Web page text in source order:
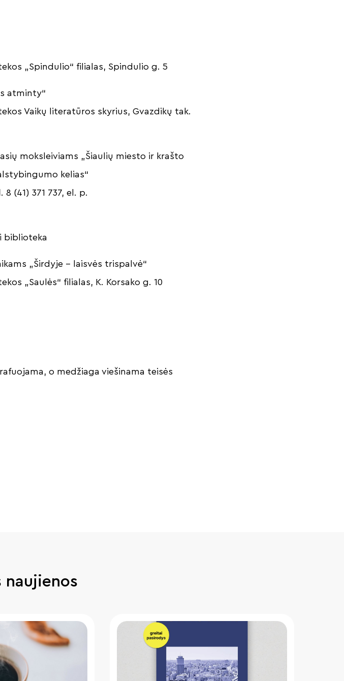
„Spindulio“ filialas, Spindulio g. 5
atminty“
Vaikų literatūros skyrius, Gvazdikų tak.
moksleiviams „Šiaulių miesto ir krašto
kelias“
(41) 371 737, el. p.
biblioteka
„Širdyje – laisvės trispalvė“
„Saulės“ filialas, K. Korsako g. 10
o medžiaga viešinama teisės
naujienos